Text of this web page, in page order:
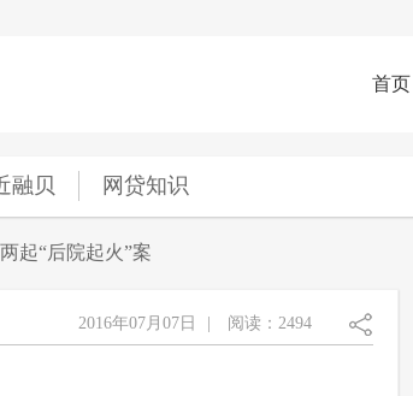
首页
融贝 网贷知识
起“后院起火”案
2016年07月07日 阅读：2494